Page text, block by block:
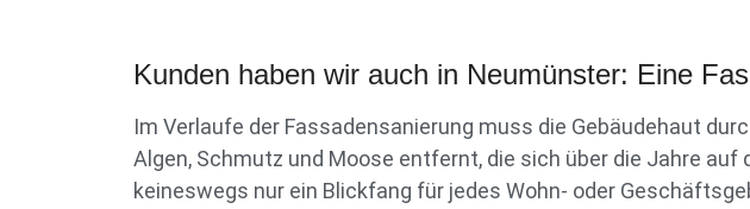
Kunden haben wir auch in Neumünster: Eine
Im Verlaufe der Fassadensanierung muss die Gebäudehaut
Algen, Schmutz und Moose entfernt, die sich über die Jahre
keineswegs nur ein Blickfang für jedes Wohn- oder